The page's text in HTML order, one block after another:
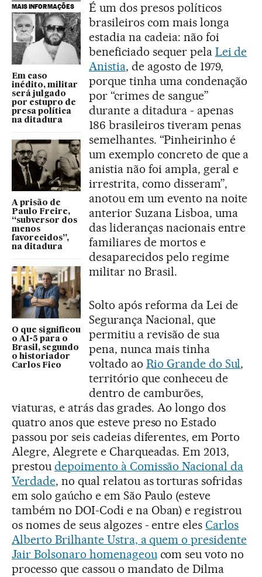
MAIS INFORMAÇÕES
Em caso
inédito, militar
será julgado
por estupro de
presa política
na ditadura
A prisão de
Paulo Freire,
“subversor dos
menos
favorecidos”,
na ditadura
O que significou
o AI-5 para o
Brasil, segundo
o historiador
Carlos Fico
É um dos presos políticos
brasileiros com mais longa
estadia na cadeia: não foi
beneficiado sequer pela Lei de
Anistia, de agosto de 1979,
porque tinha uma condenação
por “crimes de sangue”
durante a ditadura - apenas
186 brasileiros tiveram penas
semelhantes. “Pinheirinho é
um exemplo concreto de que a
anistia não foi ampla, geral e
irrestrita, como disseram”,
anotou em um evento na noite
anterior Suzana Lisboa, uma
das lideranças nacionais entre
familiares de mortos e
desaparecidos pelo regime
militar no Brasil.
Solto após reforma da Lei de
Segurança Nacional, que
permitiu a revisão de sua
pena, nunca mais tinha
voltado ao Rio Grande do Sul,
território que conheceu de
dentro de camburões,
viaturas, e atrás das grades. Ao longo dos
quatro anos que esteve preso no Estado
passou por seis cadeias diferentes, em Porto
Alegre, Alegrete e Charqueadas. Em 2013,
prestou depoimento à Comissão Nacional da
Verdade, no qual relatou as torturas sofridas
em solo gaúcho e em São Paulo (esteve
também no DOI-Codi e na Oban) e registrou
os nomes de seus algozes - entre elesCarlos
Alberto Brilhante Ustra, a quem o presidente
Jair Bolsonaro homenageoucom seu voto no
processo que cassou o mandato de Dilma